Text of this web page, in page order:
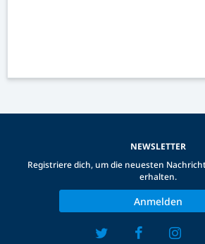
NEWSLETTER
Registriere dich, um die neuesten
erhalten.
Anmelden